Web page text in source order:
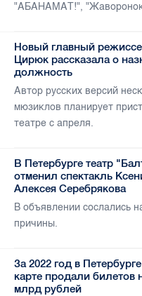
"АБАНАМАТ!",
Новый главный
Цирюк рассказала о
должность
Автор русских версий
мюзиклов планирует
театре с апреля.
В Петербурге театр
отменил спектакль
Алексея Серебрякова
В объявлении сослались
причины.
За 2022 год в
карте продали билетов
млрд рублей